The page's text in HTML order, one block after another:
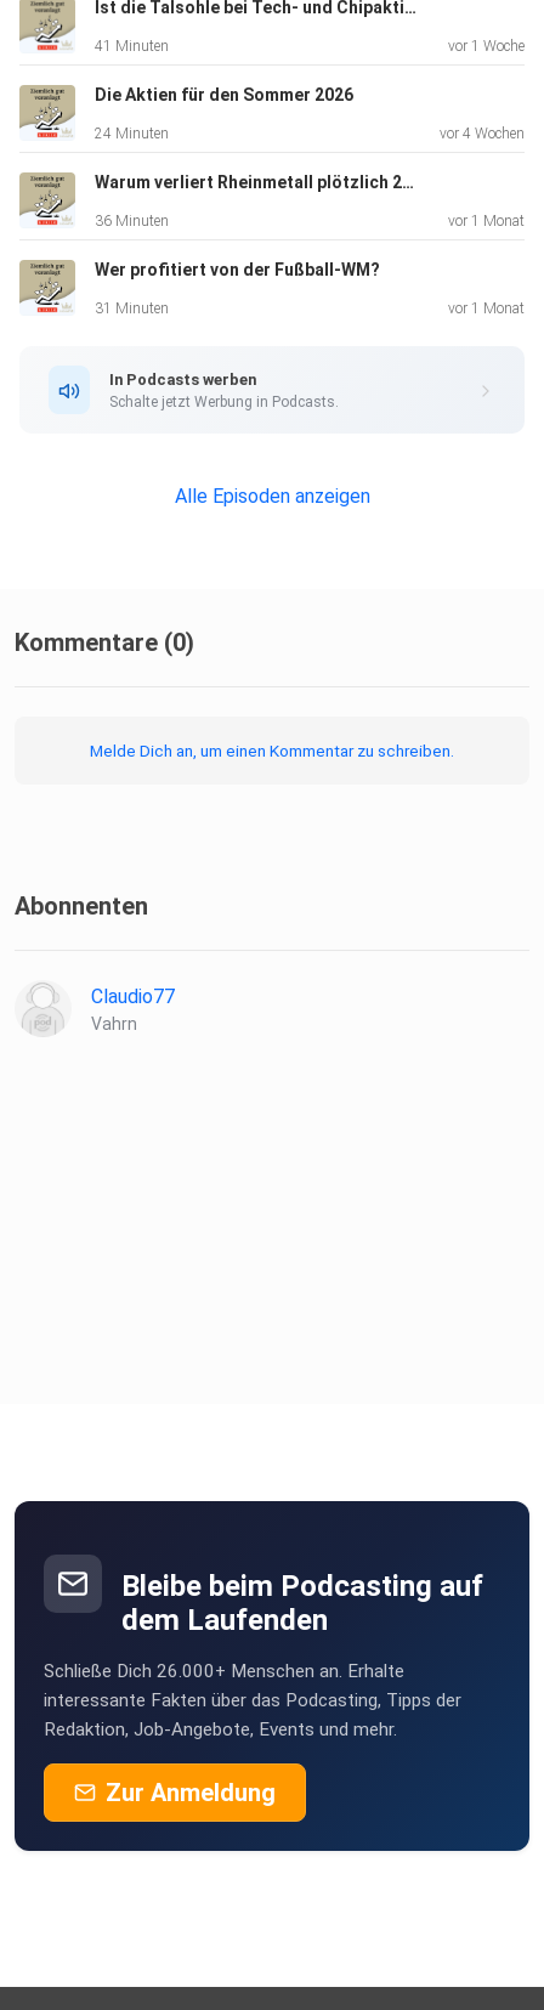
Geld ermöglichen es, Wissen zu teilen und voneinander zu
was zu besseren finanziellen Entscheidungen führt. Zudem
kann es
bei
finanziellen Herausforderungen zu finden. Geldgespräche
Schlüssel zu finanzieller Gesundheit und Sicherheit. Mehr
auch unter raiffeisenfonds.at, Prospekte beziehungsweise
Hosted on Acast. See acast.com/privacy for more
Ist die Talsohle bei Tech- und Chipaktien erreicht?
41 Minuten vor 1 Woche
Die Aktien für den Sommer 2026
24 Minuten vor 4 Wochen
Warum verliert Rheinmetall plötzlich 20 Prozent?
36 Minuten vor 1 Monat
Wer profitiert von der Fußball-WM?
31 Minuten vor 1 Monat
In Podcasts werben
Schalte jetzt Werbung in Podcasts.
Alle Episoden anzeigen
Kommentare (0)
Melde Dich an, um einen Kommentar zu schreiben.
Abonnenten
Claudio77
Vahrn
Bleibe beim Podcasting auf
dem Laufenden
Schließe Dich 26.000+ Menschen an. Erhalte
interessante Fakten über das Podcasting, Tipps der
Redaktion, Job-Angebote, Events und mehr.
Zur Anmeldung